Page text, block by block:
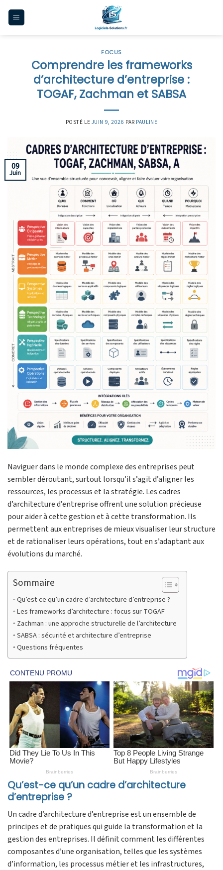
FOCUS
Comprendre les frameworks
d’architecture d’entreprise :
TOGAF, Zachman et SABSA
POSTÉ LE JUIN 9, 2026 PAR PAULINE
09
Juin
Naviguer dans le monde complexe des entreprises peut
sembler déroutant, surtout lorsqu’il s’agit d’aligner les
ressources, les processus et la stratégie. Les cadres
d’architecture d’entreprise offrent une solution précieuse
pour aider à cette gestion et à cette transformation. Ils
permettent aux entreprises de mieux visualiser leur structure
et de rationaliser leurs opérations, tout en s’adaptant aux
évolutions du marché.
Sommaire
Qu’est-ce qu’un cadre d’architecture d’entreprise ?
Les frameworks d’architecture : focus sur TOGAF
Zachman : une approche structurelle de l’architecture
SABSA : sécurité et architecture d’entreprise
Questions fréquentes
Qu’est-ce qu’un cadre d’architecture
d’entreprise ?
Un cadre d’architecture d’entreprise est un ensemble de
principes et de pratiques qui guide la transformation et la
gestion des entreprises. Il définit comment les différentes
composantes d’une organisation, telles que les systèmes
d’information, les processus métier et les infrastructures,